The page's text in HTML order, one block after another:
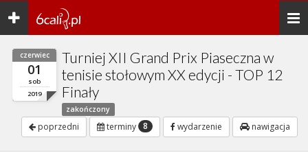
Toggle
navigation
czerwiec
01
sob
2019
Turniej XII Grand Prix Piaseczna w
tenisie stołowym XX edycji - TOP 12
Finały
zakończony
poprzedni terminy 8 wydarzenie nawigacja